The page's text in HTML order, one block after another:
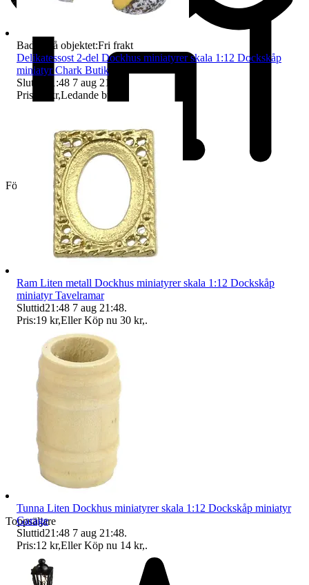
Företag
Toppsäljare
Badge på objektet:Fri frakt
Delikatessost 2-del Dockhus miniatyrer skala 1:12 Dockskåp
miniatyr Chark Butik
Sluttid
21:48 7 aug 21:48
Pris:
25 kr,Ledande bud
Ram Liten metall Dockhus miniatyrer skala 1:12 Dockskåp
miniatyr Tavelramar
Sluttid21:48 7 aug 21:48.
Pris:19 kr,Eller Köp nu 30 kr,.
Tunna Liten Dockhus miniatyrer skala 1:12 Dockskåp miniatyr
Garage
Sluttid21:48 7 aug 21:48.
Pris:12 kr,Eller Köp nu 14 kr,.